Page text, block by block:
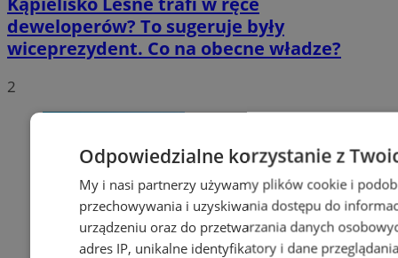
deweloperów? To sugeruje były
wiceprezydent. Co na obecne władze?
2
Odpowiedzialne korzystanie z
My i nasi partnerzy używamy plików cookie i
przechowywania i uzyskiwania dostępu do
urządzeniu oraz do przetwarzania danych
adres IP, unikalne identyfikatory i dane